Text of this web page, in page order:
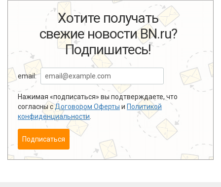
Хотите получать
свежие новости BN.ru?
Подпишитесь!
email:
Нажимая «подписаться» вы подтверждаете, что
согласны сДоговором Оферты и Политикой
конфиденциальности
Подписаться